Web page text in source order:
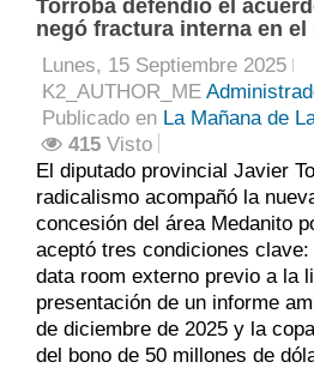
Torroba defendió el
negó fractura interna en
Lunes, 15 Septiembre 2025
K2_AUTHOR_ME
Publicado en La Mañana de
415 Visto
El diputado provincial Javier
radicalismo acompañó la
concesión del área Medanito
aceptó tres condiciones
data room externo previo a la
presentación de un informe
de diciembre de 2025 y la
del bono de 50 millones de